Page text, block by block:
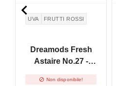
UVA FRUTTI ROSSI
Dreamods Fresh
Astaire No.27 -
 Non disponibile!
